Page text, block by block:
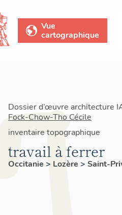
Vue
cartographique
Dossier d’œuvre architecture
Fock-Chow-Tho Cécile
inventaire topographique
travail à ferrer
Occitanie > Lozère > Saint-